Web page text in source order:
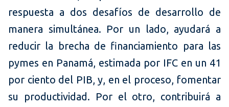
respuesta a dos desafíos de desarrollo de
manera simultánea. Por un lado, ayudará a
reducir la brecha de financiamiento para las
pymes en Panamá, estimada por IFC en un 41
por ciento del PIB, y, en el proceso, fomentar
su productividad. Por el otro, contribuirá a